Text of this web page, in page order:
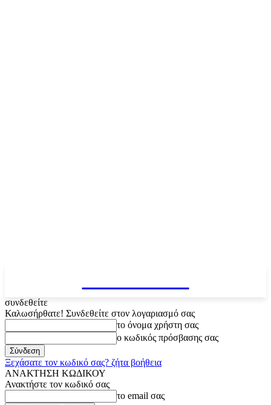
συνδεθείτε
Καλωσήρθατε! Συνδεθείτε στον λογαριασμό σας
το όνομα χρήστη σας
ο κωδικός πρόσβασης σας
Ξεχάσατε τον κωδικό σας? ζήτα βοήθεια
ΑΝΑΚΤΗΣΗ ΚΩΔΙΚΟΥ
Ανακτήστε τον κωδικό σας
το email σας